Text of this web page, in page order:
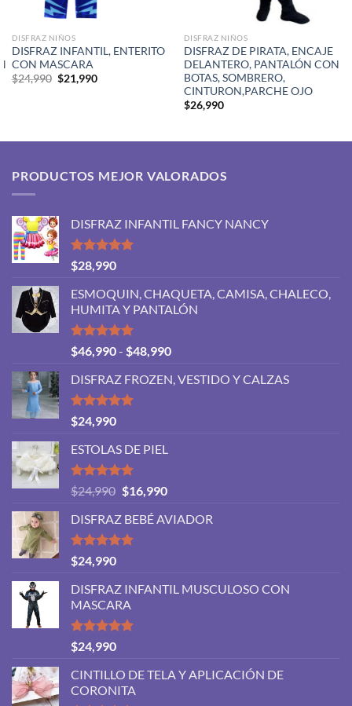
DISFRAZ NIÑOS
DISFRAZ INFANTIL, ENTERITO
CON MASCARA
$24,990 El
precio
$21,990El
DISFRAZ NIÑOS
DISFRAZ DE PIRATA, ENCAJE
DELANTERO, PANTALÓN CON
BOTAS, SOMBRERO,
CINTURON,PARCHE OJO
$26,990
PRODUCTOS MEJOR VALORADOS
DISFRAZ INFANTIL FANCY NANCY
Valorado
con
de 5
$28,990
ESMOQUIN, CHAQUETA, CAMISA, CHALECO,
HUMITA Y PANTALÓN
Valorado
con
de 5
$46,990- $48,990Rango
precios:
DISFRAZ FROZEN, VESTIDO Y CALZAS
Valorado
con
de 5
$24,990
ESTOLAS DE PIEL
Valorado
con
de 5
$24,990 El
original
era:
$16,990El
actual
DISFRAZ BEBÉ AVIADOR
Valorado
con
de 5
$24,990
DISFRAZ INFANTIL MUSCULOSO CON
MASCARA
Valorado
con
de 5
$24,990
CINTILLO DE TELA Y APLICACIÓN DE
CORONITA